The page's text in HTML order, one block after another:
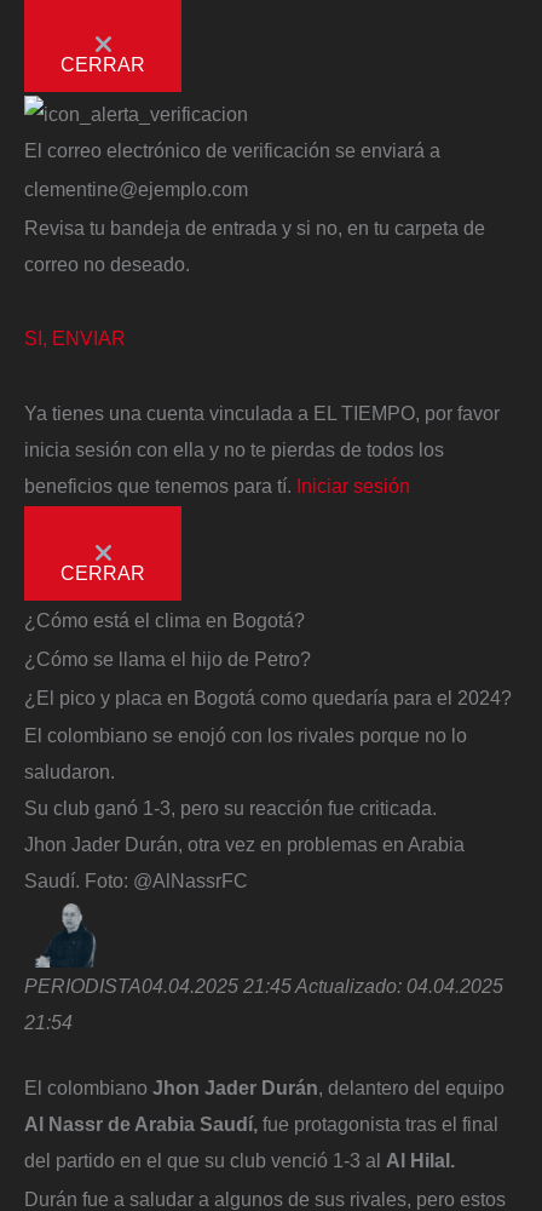
CERRAR
El correo electrónico de verificación se enviará a
clementine@ejemplo.com
Revisa tu bandeja de entrada y si no, en tu carpeta de
correo no deseado.
SI, ENVIAR
Ya tienes una cuenta vinculada a EL TIEMPO, por favor
inicia sesión con ella y no te pierdas de todos los
beneficios que tenemos para tí. Iniciar sesión
CERRAR
¿Cómo está el clima en Bogotá?
¿Cómo se llama el hijo de Petro?
¿El pico y placa en Bogotá como quedaría para el 2024?
El colombiano se enojó con los rivales porque no lo
saludaron.
Su club ganó 1-3, pero su reacción fue criticada.
Jhon Jader Durán, otra vez en problemas en Arabia
Saudí. Foto: @AlNassrFC
PERIODISTA04.04.2025 21:45Actualizado: 04.04.2025
21:54
El colombiano Jhon Jader Durán, delantero del equipo
Al Nassr de Arabia Saudí, fue protagonista tras el final
del partido en el que su club venció 1-3 al Al Hilal.
Durán fue a saludar a algunos de sus rivales, pero estos